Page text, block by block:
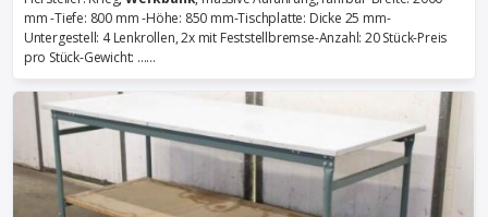
mm -Tiefe: 800 mm -Höhe: 850 mm-Tischplatte: Dicke 25 mm-
Untergestell: 4 Lenkrollen, 2x mit Feststellbremse-Anzahl: 20 Stück-Preis
pro Stück-Gewicht: ......